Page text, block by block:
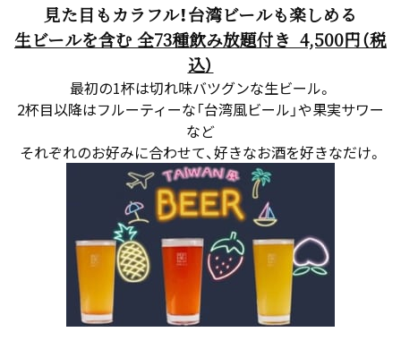
見た目もカラフル！台湾ビールも楽しめる
生ビールを含む 全73種飲み放題付き 4,500円（税
込）
最初の1杯は切れ味バツグンな生ビール。
2杯目以降はフルーティーな「台湾風ビール」や果実サワー
など
それぞれのお好みに合わせて、好きなお酒を好きなだけ。